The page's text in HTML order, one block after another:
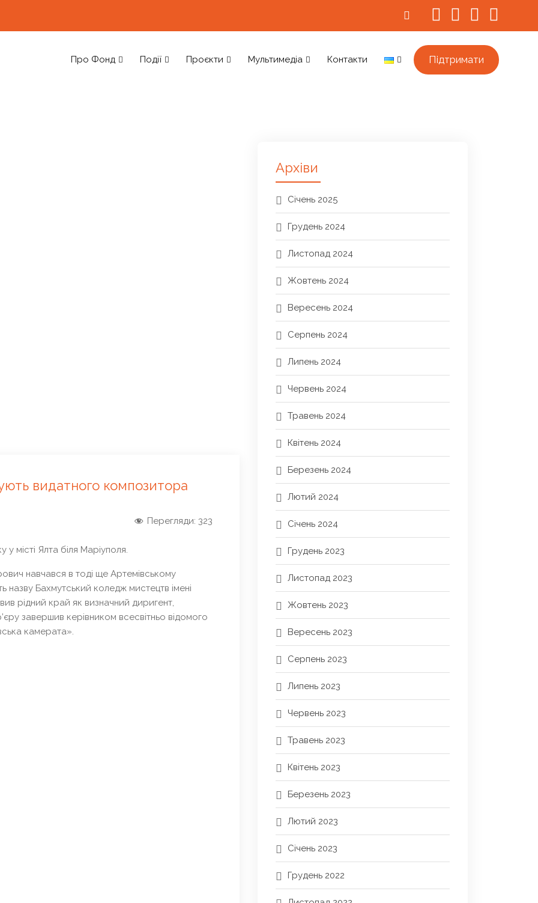
Про Фонд Події Проєкти Мультимедіа Контакти Підтримати
видатного композитора
Перегляди: 323
місті Ялта біля Маріуполя.
навчався в тоді ще Артемівському
назву Бахмутський коледж мистецтв імені
рідний край як визначний диригент,
завершив керівником всесвітньо відомого
камерата».
Архіви
Січень 2025
Грудень 2024
Листопад 2024
Жовтень 2024
Вересень 2024
Серпень 2024
Липень 2024
Червень 2024
Травень 2024
Квітень 2024
Березень 2024
Лютий 2024
Січень 2024
Грудень 2023
Листопад 2023
Жовтень 2023
Вересень 2023
Серпень 2023
Липень 2023
Червень 2023
Травень 2023
Квітень 2023
Березень 2023
Лютий 2023
Січень 2023
Грудень 2022